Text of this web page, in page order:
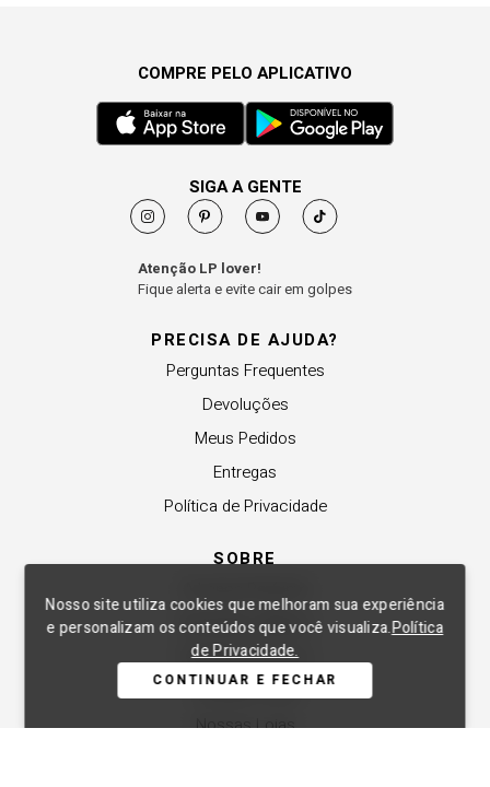
Nosso site utiliza cookies que melhoram sua experiência
e personalizam os conteúdos que você visualiza.Política
de Privacidade.
CONTINUAR E FECHAR
PRECISA DE AJUDA?
Perguntas Frequentes
Devoluções
Meus Pedidos
Entregas
Política de Privacidade
SOBRE
Revender a Marca
Trabalhe Conosco
Compre Local
Nossas Lojas
COMPRE PELO APLICATIVO
SIGA A GENTE
Atenção LP lover!
Fique alerta e evite cair em golpes